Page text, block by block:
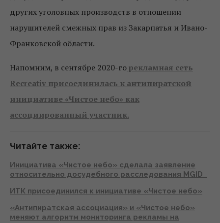
других уголовных производств в отношении
нарушителей смежных прав из Закарпатья и Ивано-
Франковской области.
Напомним, в сентябре 2020-горекламная сеть
Recreativ присоединилась к антипиратской
инициативе «Чистое небо» как
ассоциированный участник.
Читайте также:
Инициатива «Чистое небо» сделала заявление
относительно досудебного расследования MGID
ИТК присоединился к инициативе «Чистое небо»
«Антипиратская ассоциация» и «Чистое небо»
меняют алгоритм мониторинга рекламы на